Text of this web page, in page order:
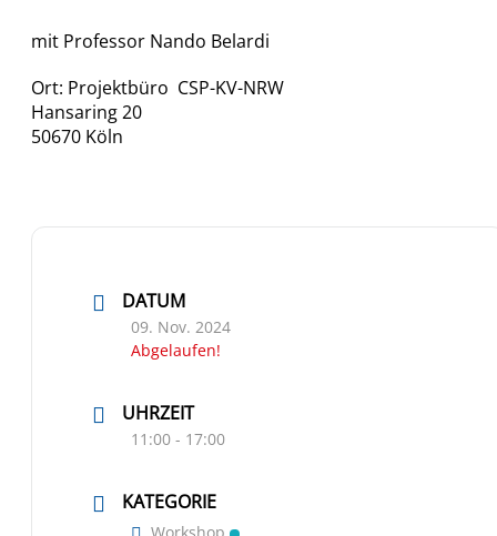
mit Professor Nando Belardi
Ort: Projektbüro CSP-KV-NRW
Hansaring 20
50670 Köln
DATUM
09. Nov. 2024
Abgelaufen!
UHRZEIT
11:00 - 17:00
KATEGORIE